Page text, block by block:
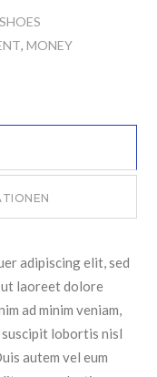
,MONEY
adipiscing elit, sed
ut laoreet dolore
ad minim veniam,
lobortis nisl
autem vel eum